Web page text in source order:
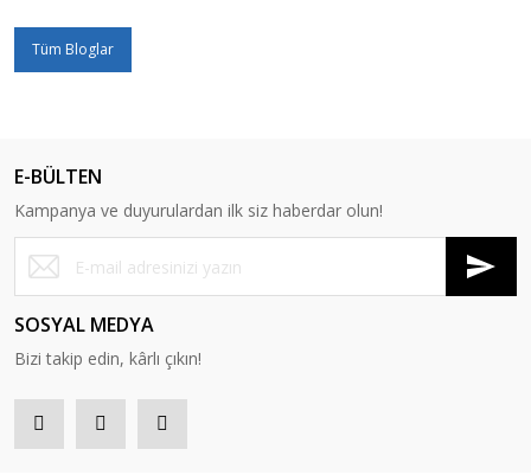
Tüm Bloglar
E-BÜLTEN
Kampanya ve duyurulardan ilk siz haberdar olun!
SOSYAL MEDYA
Bizi takip edin, kârlı çıkın!